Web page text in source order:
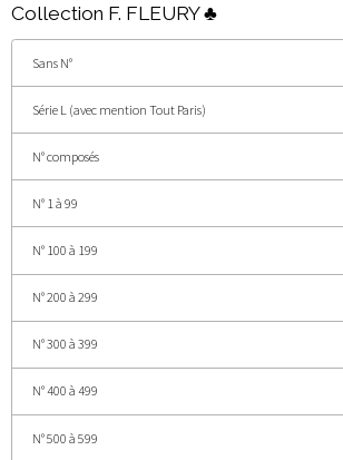
Collection F. FLEURY ♣
Sans N°
Série L (avec mention Tout Paris)
N° composés
N° 1 à 99
N° 100 à 199
N° 200 à 299
N° 300 à 399
N° 400 à 499
N° 500 à 599